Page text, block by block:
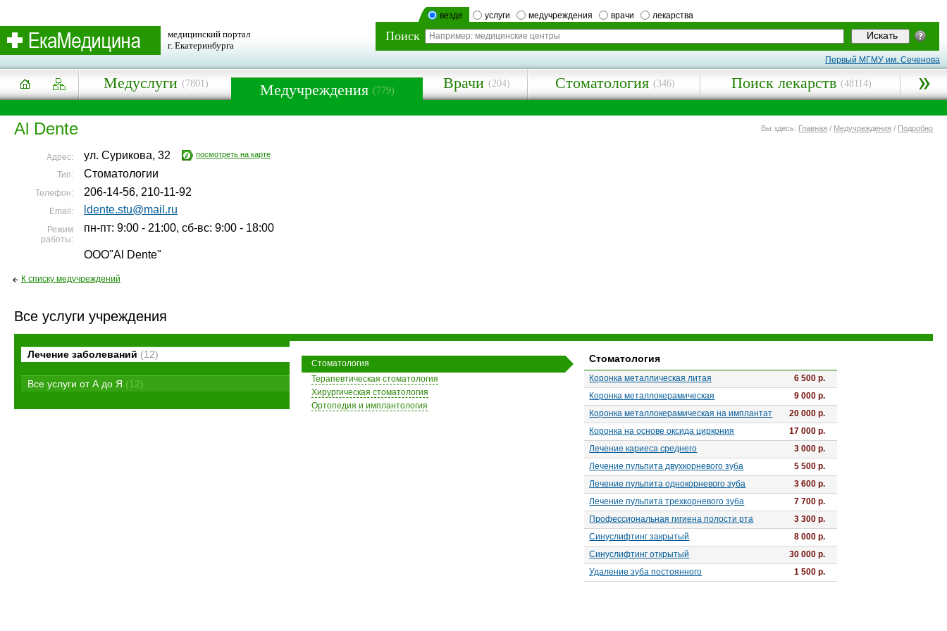
везде услуги медучреждения врачи лекарства
Поиск
медицинский портал
г. Екатеринбурга
Первый МГМУ им. Сеченова
Медуслуги (7801) Медучреждения (779) Врачи (204) Стоматология (346) Поиск лекарств (48114)
Al Dente Вы здесь: Главная / Медучреждения / Подробно
Адрес: ул. Сурикова, 32 посмотреть на карте
Тип: Стоматологии
Телефон: 206-14-56, 210-11-92
Email: ldente.stu@mail.ru
Режим
работы:
пн-пт: 9:00 - 21:00, сб-вс: 9:00 - 18:00
ООО"Al Dente"
К списку медучреждений
Все услуги учреждения
Лечение заболеваний (12)
Все услуги от А до Я (12)
Стоматология
Терапевтическая стоматология
Хирургическая стоматология
Ортопедия и имплантология
Стоматология
Коронка металлическая литая
6 500 p.
Коронка металлокерамическая
9 000 p.
Коронка металлокерамическая на имплантат
20 000 p.
Коронка на основе оксида циркония
17 000 p.
Лечение кариеса среднего
3 000 p.
Лечение пульпита двухкорневого зуба
5 500 p.
Лечение пульпита однокорневого зуба
3 600 p.
Лечение пульпита трехкорневого зуба
7 700 p.
Профессиональная гигиена полости рта
3 300 p.
Синуслифтинг закрытый
8 000 p.
Синуслифтинг открытый
30 000 p.
Удаление зуба постоянного
1 500 p.